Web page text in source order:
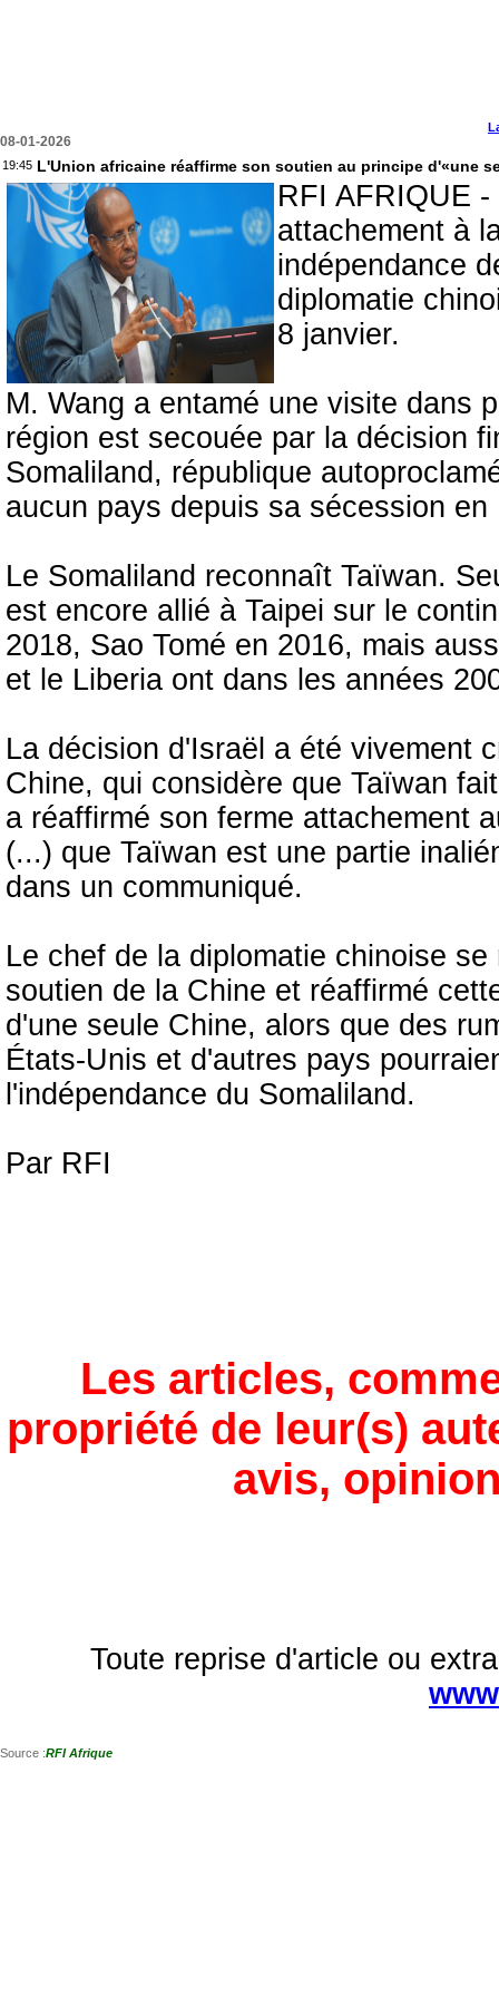
08-01-2026
19:45 L'Union africaine réaffirme son soutien au principe d'«une
RFI AFRIQUE
attachement à
indépendance
diplomatie
8 janvier.
M. Wang a entamé une visite dans
région est secouée par la décision
Somaliland, république
aucun pays depuis sa sécession
Le Somaliland reconnaît Taïwan.
est encore allié à Taipei sur le
2018, Sao Tomé en 2016, mais
et le Liberia ont dans les années
La décision d'Israël a été vivement
Chine, qui considère que Taïwan
a réaffirmé son ferme attachement
(...) que Taïwan est une partie
dans un communiqué.
Le chef de la diplomatie chinoise
soutien de la Chine et réaffirmé
d'une seule Chine, alors que des
États-Unis et d'autres pays
l'indépendance du Somaliland.
Par RFI
Les articles,
propriété de leur(s)
avis,
Toute reprise d'article ou
Source :RFI Afrique